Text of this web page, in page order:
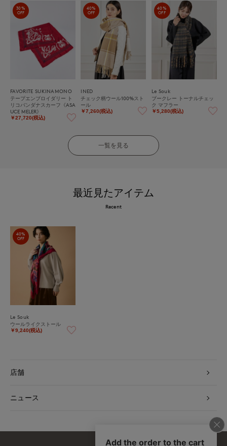
30%
OFF
FAVORITE SUKINAMONO
テープエンブロイダリー ト
リコバンダナスカーフ《ASA
UCE MELER》
￥27,720(税込)
40%
OFF
INED
チェック柄ウール100%スト
ール
￥7,260(税込)
40%
OFF
Le Souk
ブークレー トーナルチェッ
ク マフラー
￥5,280(税込)
一覧を見る
最近見たアイテム
Recent
40%
OFF
Le Souk
ウールライクストール
￥9,240(税込)
店舗
ニュース